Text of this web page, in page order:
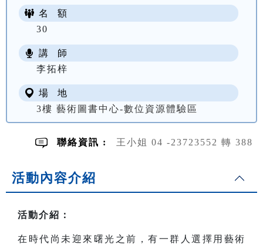
名 額
30
講 師
李拓梓
場 地
3樓 藝術圖書中心-數位資源體驗區
聯絡資訊 : 王小姐 04 -23723552 轉 388
活動內容介紹
活動介紹：
在時代尚未迎來曙光之前，有一群人選擇用藝術